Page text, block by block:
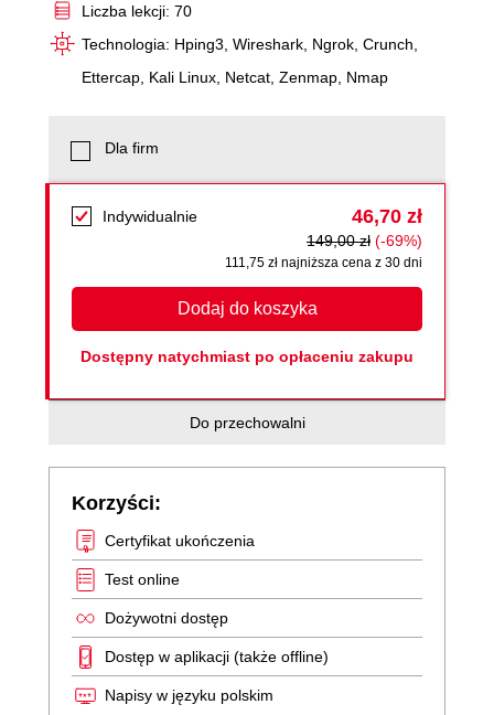
Liczba lekcji: 70
Technologia: Hping3, Wireshark, Ngrok, Crunch,
Ettercap, Kali Linux, Netcat, Zenmap, Nmap
Dla firm
Indywidualnie 46,70 zł
149,00 zł (-69%)
111,75 zł najniższa cena z 30 dni
Dodaj do koszyka
Dostępny natychmiast po opłaceniu zakupu
Do przechowalni
Korzyści:
Certyfikat ukończenia
Test online
Dożywotni dostęp
Dostęp w aplikacji (także offline)
Napisy w języku polskim